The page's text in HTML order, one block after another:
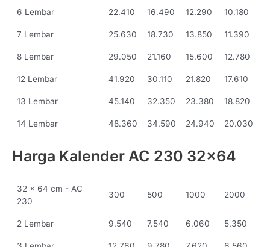
6 Lembar 22.410 16.490 12.290 10.180
7 Lembar 25.630 18.730 13.850 11.390
8 Lembar 29.050 21.160 15.600 12.780
12 Lembar 41.920 30.110 21.820 17.610
13 Lembar 45.140 32.350 23.380 18.820
14 Lembar 48.360 34.590 24.940 20.030
Harga Kalender AC 230 32x64
32 x 64 cm - AC
230
300 500 1000 2000
2 Lembar 9.540 7.540 6.060 5.350